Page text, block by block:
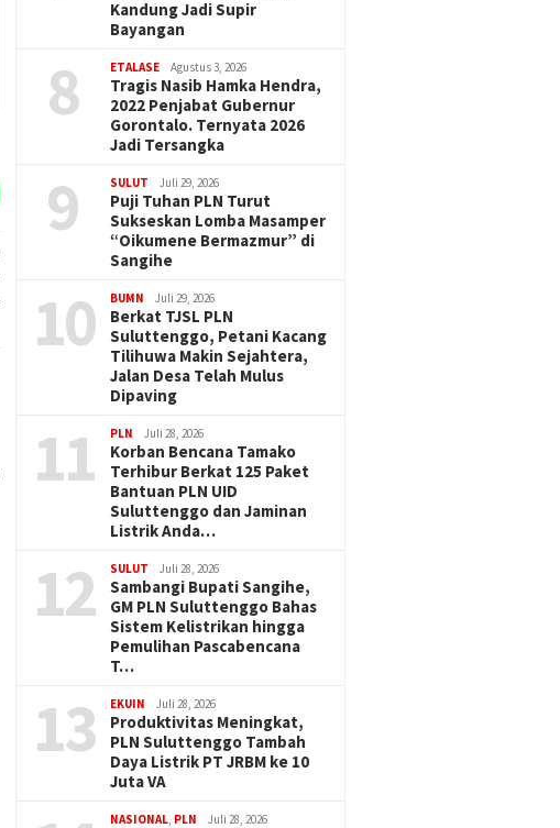
Kandung Jadi Supir
Bayangan
8 ETALASE Agustus 3, 2026
Tragis Nasib Hamka Hendra,
2022 Penjabat Gubernur
Gorontalo. Ternyata 2026
Jadi Tersangka
9 SULUT Juli 29, 2026
Puji Tuhan PLN Turut
Sukseskan Lomba Masamper
“Oikumene Bermazmur” di
Sangihe
10 BUMN Juli 29, 2026
Berkat TJSL PLN
Suluttenggo, Petani Kacang
Tilihuwa Makin Sejahtera,
Jalan Desa Telah Mulus
Dipaving
11 PLN Juli 28, 2026
Korban Bencana Tamako
Terhibur Berkat 125 Paket
Bantuan PLN UID
Suluttenggo dan Jaminan
Listrik Anda…
12 SULUT Juli 28, 2026
Sambangi Bupati Sangihe,
GM PLN Suluttenggo Bahas
Sistem Kelistrikan hingga
Pemulihan Pascabencana
T…
13 EKUIN Juli 28, 2026
Produktivitas Meningkat,
PLN Suluttenggo Tambah
Daya Listrik PT JRBM ke 10
Juta VA
NASIONAL, PLN Juli 28, 2026